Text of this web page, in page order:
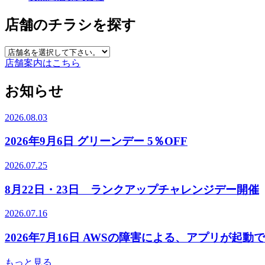
店舗のチラシを探す
店舗案内はこちら
お知らせ
2026.08.03
2026年9月6日 グリーンデー 5％OFF
2026.07.25
8月22日・23日 ランクアップチャレンジデー開催
2026.07.16
2026年7月16日 AWSの障害による、アプリが起動
もっと見る